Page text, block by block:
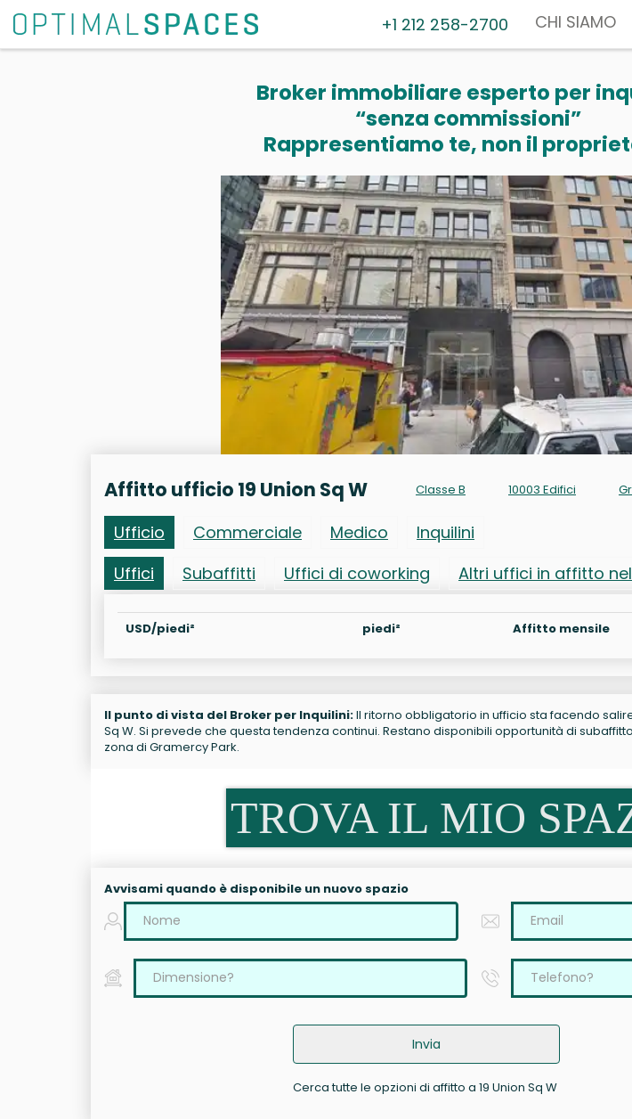
+1 212 258-2700 CHI SIAMO
Broker immobiliare esperto per
“senza commissioni”
Rappresentiamo te, non il
Affitto ufficio 19 Union Sq W Classe B 10003 Edifici
Ufficio Commerciale Medico
Inquilini
Uffici
Subaffitti Uffici di coworking Altri uffici in affitto
USD/piedi² piedi² Affitto mensile
Il punto di vista del Broker per Inquilini:Il ritorno obbligatorio in ufficio sta facendo
Sq W. Si prevede che questa tendenza continui. Restano disponibili opportunità di subaffitto
zona di Gramercy Park.
TROVA IL MIO
Avvisami quando è disponibile un nuovo spazio
Invia
Cerca tutte le opzioni di affitto a 19 Union Sq W